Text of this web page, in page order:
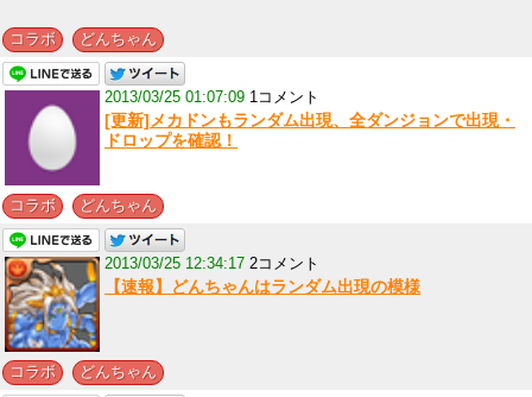
コラボ どんちゃん
2013/03/25 01:07:09 1コメント
[更新]メカドンもランダム出現、全ダンジョンで出現・
ドロップを確認！
コラボ どんちゃん
2013/03/25 12:34:17 2コメント
【速報】どんちゃんはランダム出現の模様
コラボ どんちゃん